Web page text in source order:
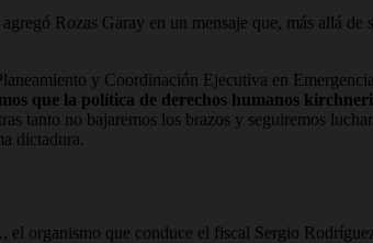
Rozas Garay en un mensaje que, más allá de
y Coordinación Ejecutiva en
que la política de derechos humanos
tanto no bajaremos los brazos y seguiremos
dictadura.
organismo que conduce el fiscal Sergio